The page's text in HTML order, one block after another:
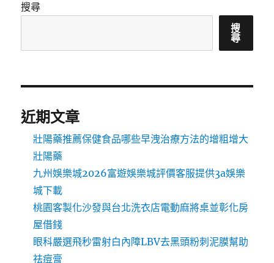
搜尋
搜
尋
近期文章
壯陽藥推薦保健食品哪些早洩治療方法的增粗增大
壯陽藥
九州娛樂城2026富遊娛樂城評價客服提供3a娛樂
城下載
桃園客製化沙發與台北洗衣店電動麻將桌並彰化房
屋借錢
眼科嚴選飛秒雷射白內障LBV去黑頭粉刺泥膜幫助
祛痘膏